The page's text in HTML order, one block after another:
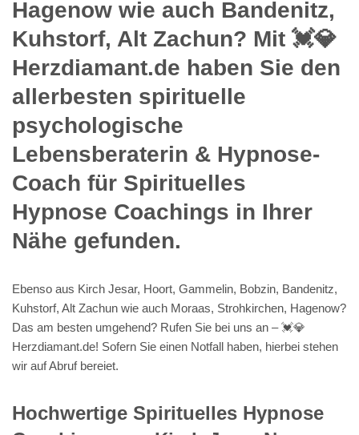
Hagenow wie auch Bandenitz,
Kuhstorf, Alt Zachun? Mit 💓️💎
Herzdiamant.de haben Sie den
allerbesten spirituelle
psychologische
Lebensberaterin & Hypnose-
Coach für Spirituelles
Hypnose Coachings in Ihrer
Nähe gefunden.
Ebenso aus Kirch Jesar, Hoort, Gammelin, Bobzin, Bandenitz,
Kuhstorf, Alt Zachun wie auch Moraas, Strohkirchen, Hagenow?
Das am besten umgehend? Rufen Sie bei uns an – 💓️💎
Herzdiamant.de! Sofern Sie einen Notfall haben, hierbei stehen
wir auf Abruf bereiet.
Hochwertige Spirituelles Hypnose